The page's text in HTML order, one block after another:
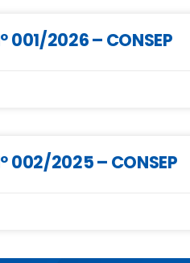
001/2026 – CONSEP
002/2025 – CONSEP